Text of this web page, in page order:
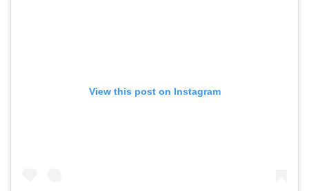
View this post on Instagram